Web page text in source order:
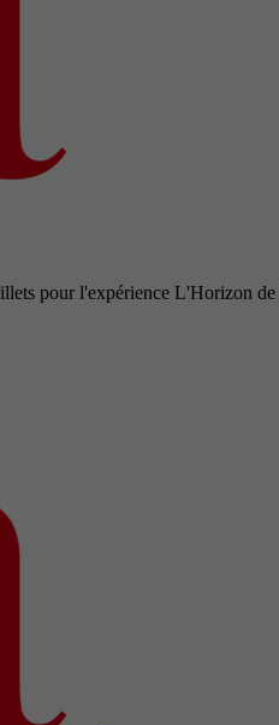
pour l'expérience L'Horizon